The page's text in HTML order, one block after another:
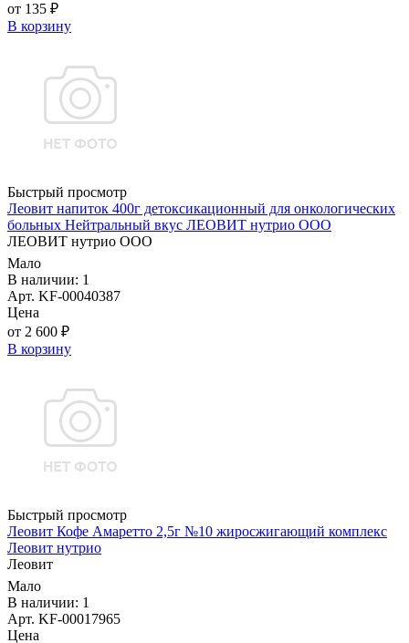
от 135 ₽
В корзину
Быстрый просмотр
Леовит напиток 400г детоксикационный для онкологических
больных Нейтральный вкус ЛЕОВИТ нутрио ООО
ЛЕОВИТ нутрио ООО
Мало
В наличии: 1
Арт. KF-00040387
Цена
от 2 600 ₽
В корзину
Быстрый просмотр
Леовит Кофе Амаретто 2,5г №10 жиросжигающий комплекс
Леовит нутрио
Леовит
Мало
В наличии: 1
Арт. KF-00017965
Цена